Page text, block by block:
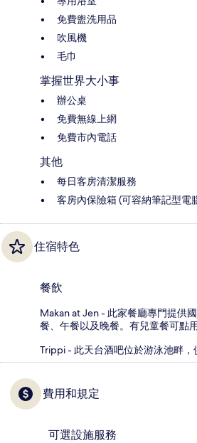
免費盥洗用品
吹風機
毛巾
掌握世界大小事
辦公桌
免費無線上網
免費市內電話
其他
每日客房清潔服務
客房內保險箱 (可容納筆記型電
住宿特色
餐飲
Makan at Jen - 此家餐廳專門提供
餐、午餐以及晚餐。有兒童餐可點
Trippi - 此天台酒吧位於游泳池畔，
費用和規定
可選設施服務